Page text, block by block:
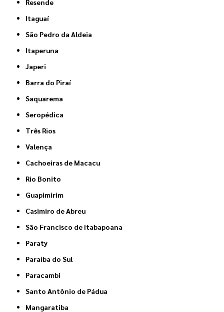
Resende
Itaguaí
São Pedro da Aldeia
Itaperuna
Japeri
Barra do Piraí
Saquarema
Seropédica
Três Rios
Valença
Cachoeiras de Macacu
Rio Bonito
Guapimirim
Casimiro de Abreu
São Francisco de Itabapoana
Paraty
Paraíba do Sul
Paracambi
Santo Antônio de Pádua
Mangaratiba